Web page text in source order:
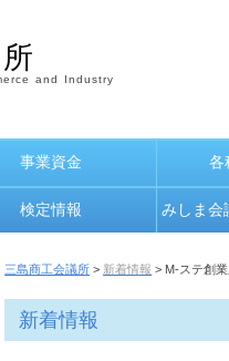
and Industry
事業資金 各
検定情報 みしま会
三島商工会議所 > 新着情報 > M-ステ創
新着情報